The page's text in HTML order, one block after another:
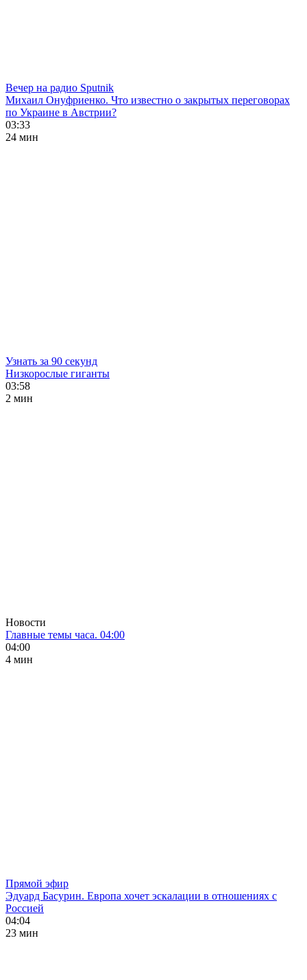
Вечер на радио Sputnik
Михаил Онуфриенко. Что известно о закрытых переговорах
по Украине в Австрии?
03:33
24 мин
Узнать за 90 секунд
Низкорослые гиганты
03:58
2 мин
Новости
Главные темы часа. 04:00
04:00
4 мин
Прямой эфир
Эдуард Басурин. Европа хочет эскалации в отношениях с
Россией
04:04
23 мин